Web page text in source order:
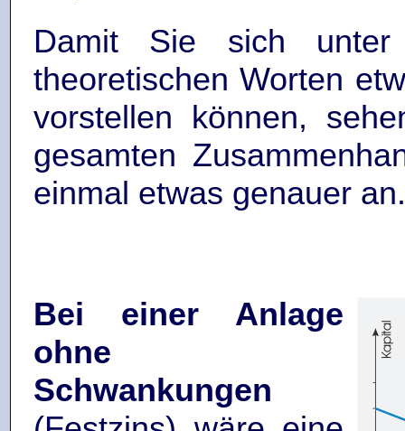
Damit Sie sich
theoretischen Worten
vorstellen können,
gesamten
einmal etwas genauer an.
Bei einer Anlage
ohne
Schwankungen